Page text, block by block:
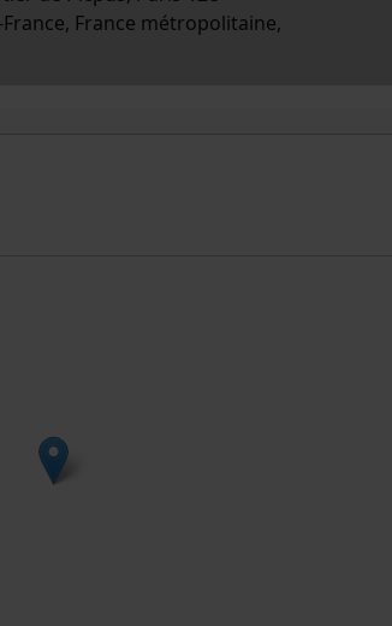
France métropolitaine,